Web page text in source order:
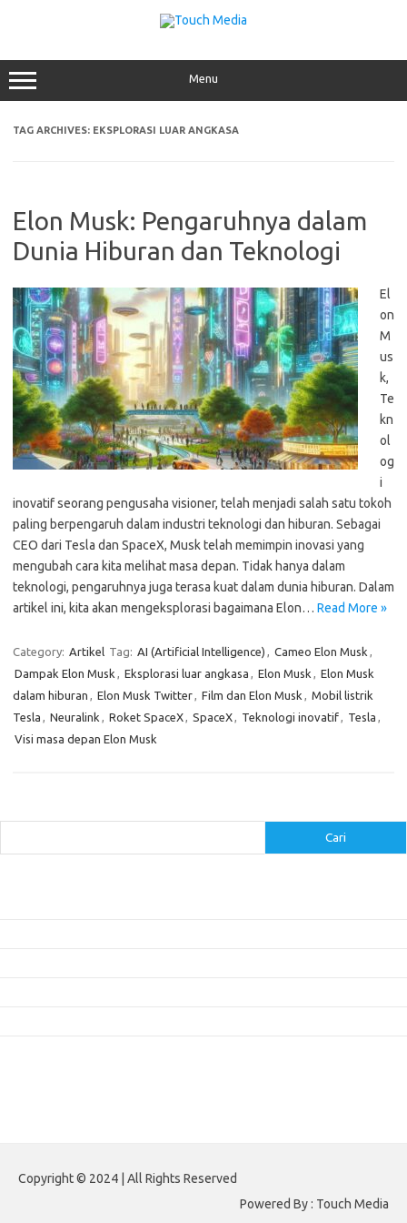
Menu
TAG ARCHIVES: EKSPLORASI LUAR ANGKASA
Elon Musk: Pengaruhnya dalam
Dunia Hiburan dan Teknologi
El
on
M
us
k,
Te
kn
ol
og
i
inovatif seorang pengusaha visioner, telah menjadi salah satu tokoh
paling berpengaruh dalam industri teknologi dan hiburan. Sebagai
CEO dari Tesla dan SpaceX, Musk telah memimpin inovasi yang
mengubah cara kita melihat masa depan. Tidak hanya dalam
teknologi, pengaruhnya juga terasa kuat dalam dunia hiburan. Dalam
artikel ini, kita akan mengeksplorasi bagaimana Elon… Read More »
Category: Artikel Tag: AI (Artificial Intelligence) , Cameo Elon Musk ,
Dampak Elon Musk , Eksplorasi luar angkasa , Elon Musk , Elon Musk
dalam hiburan , Elon Musk Twitter, Film dan Elon Musk , Mobil listrik
Tesla , Neuralink , Roket SpaceX, SpaceX, Teknologi inovatif, Tesla ,
Visi masa depan Elon Musk
Cari
Copyright © 2024 | All Rights Reserved
Powered By : Touch Media